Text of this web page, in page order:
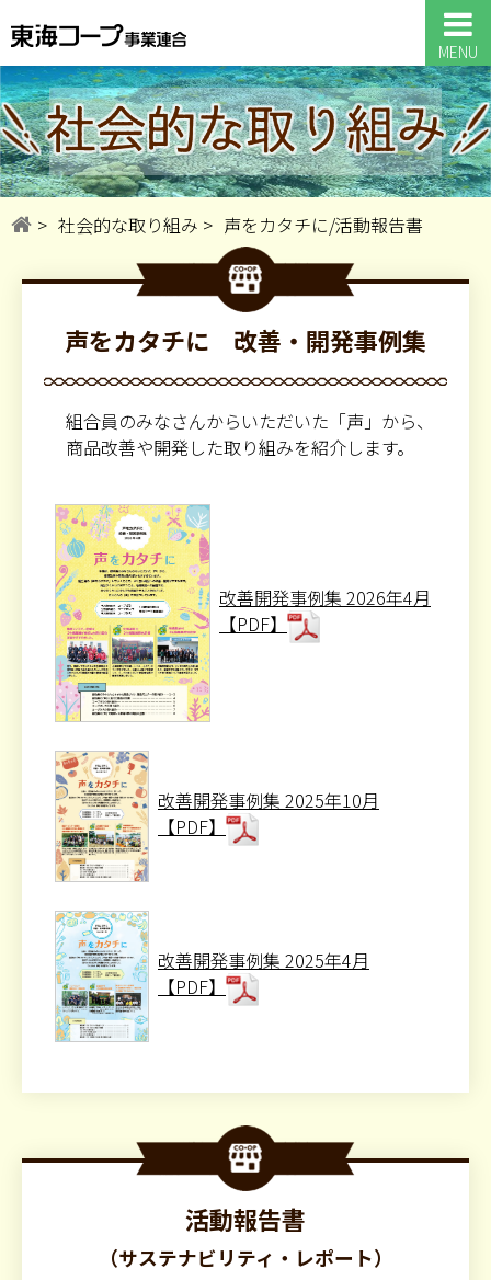
MENU
社会的な取り組み 声をカタチに/活動報告書
声をカタチに 改善・開発事例集
組合員のみなさんからいただいた「声」から、
商品改善や開発した取り組みを紹介します。
改善開発事例集 2026年4月
【PDF】
改善開発事例集 2025年10月
【PDF】
改善開発事例集 2025年4月
【PDF】
活動報告書
（サステナビリティ・レポート）